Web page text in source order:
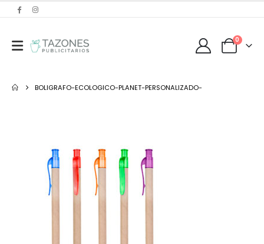
0
BOLIGRAFO-ECOLOGICO-PLANET-PERSONALIZADO-